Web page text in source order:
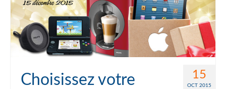
15
OCT 2015
Choisissez votre